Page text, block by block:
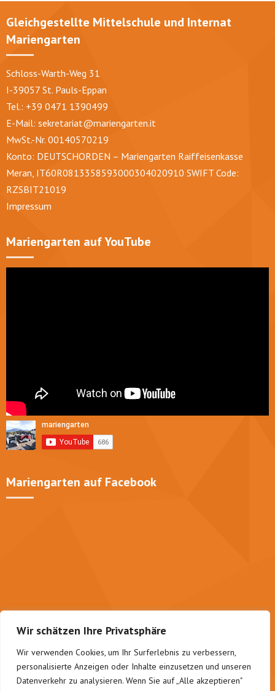
Wir schätzen Ihre Privatsphäre
Wir verwenden Cookies, um Ihr Surferlebnis zu verbessern,
personalisierte Anzeigen oder Inhalte einzusetzen und unseren
Datenverkehr zu analysieren. Wenn Sie auf „Alle akzeptieren"
Gleichgestellte Mittelschule und Internat
Mariengarten
Schloss-Warth-Weg 31
I-39057 St. Pauls-Eppan
Tel.: +39 0471 1390499
E-Mail: sekretariat@mariengarten.it
MwSt.-Nr. 00140570219
Konto: DEUTSCHORDEN – Mariengarten Raiffeisenkasse
Meran, IT60R0813358593000304020910 SWIFT Code:
RZSBIT21019
Impressum
Mariengarten auf YouTube
Mariengarten auf Facebook